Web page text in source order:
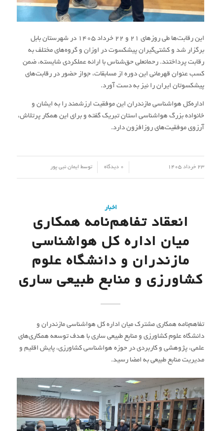
این رقابت‌ها طی روزهای ۲۱ و ۲۲ خرداد ۱۴۰۵ در شهرستان بابل
برگزار شد و کشتی‌گیران پیشکسوت در اوزان و گروه‌های مختلف به
رقابت پرداختند. رحمانعلی حق‌شناس با ارائه عملکردی شایسته، ضمن
کسب عنوان قهرمانی این دوره از مسابقات، جواز حضور در رقابت‌های
پیشکسوتان ایران را نیز به دست آورد.
اداره‌کل هواشناسی مازندران این موفقیت ارزشمند را به ایشان و
خانواده بزرگ هواشناسی استان تبریک گفته و برای این همکار پرتلاش،
آرزوی موفقیت‌های روزافزون دارد.
23 خرداد 1405 0 دیدگاه توسط ایمان نبی پور
اخبار
انعقاد تفاهم‌نامه همکاری
میان اداره کل هواشناسی
مازندران و دانشگاه علوم
کشاورزی و منابع طبیعی ساری
تفاهم‌نامه همکاری مشترک میان اداره کل هواشناسی مازندران و
دانشگاه علوم کشاورزی و منابع طبیعی ساری با هدف توسعه همکاری‌های
علمی، پژوهشی و کاربردی در حوزه هواشناسی کشاورزی، پایش اقلیم و
مدیریت منابع طبیعی به امضا رسید.